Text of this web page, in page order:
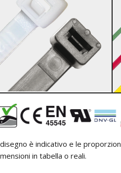
è indicativo e le
in tabella o reali.